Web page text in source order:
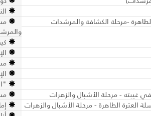
النشاط 19- دور
-مرحلة الكشافة والمرشدات
الطاهرة - مرحلة الأشبال والزهرات